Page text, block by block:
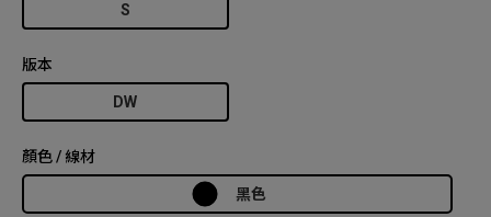
S
版本
DW
顏色 / 線材
黑色